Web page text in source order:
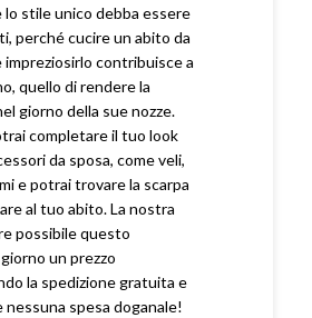
lo stile unico debba essere
perché cucire un abito da
impreziosirlo contribuisce a
quello di rendere la
giorno della sue nozze.
completare il tuo look
da sposa, come veli,
e potrai trovare la scarpa
al tuo abito. La nostra
possibile questo
un prezzo
la spedizione gratuita e
nessuna spesa doganale!